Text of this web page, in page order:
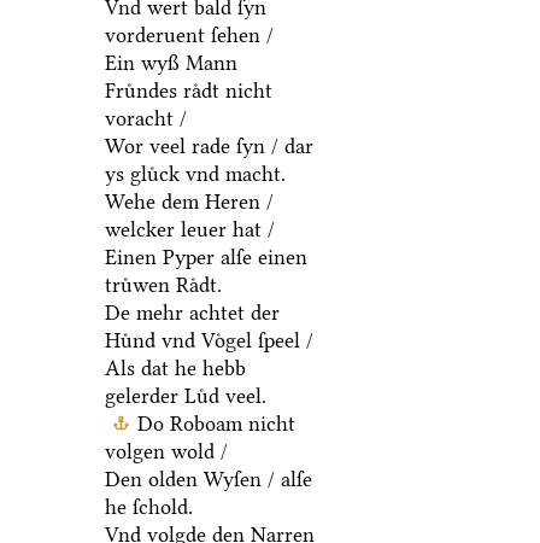
Vnd wert bald ſyn
vorderuent ſehen /
Ein wyß Mann
Fruͤndes raͤdt nicht
voracht /
Wor veel rade ſyn / dar
ys gluͤck vnd macht.
Wehe dem Heren /
welcker leuer hat /
Einen Pyper alſe einen
truͤwen Raͤdt.
De mehr achtet der
Huͤnd vnd Voͤgel ſpeel /
Als dat he hebb
gelerder Luͤd veel.
Do Roboam nicht
volgen wold /
Den olden Wyſen / alſe
he ſchold.
Vnd volgde den Narren